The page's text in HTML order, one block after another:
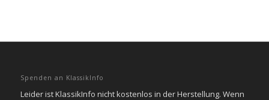
Spenden an KlassikInfo
Leider ist KlassikInfo nicht kostenlos in der Herstellung. Wenn